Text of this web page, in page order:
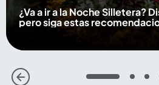
¿Va a ir a la Noche Silletera?
pero siga estas
1 2 3